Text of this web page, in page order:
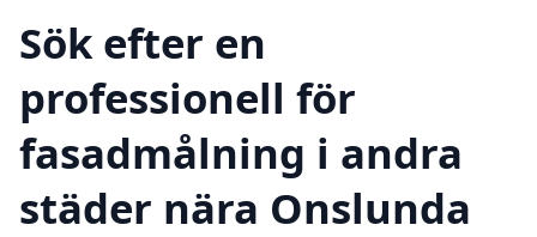
Sök efter en
professionell för
fasadmålning i andra
städer nära Onslunda